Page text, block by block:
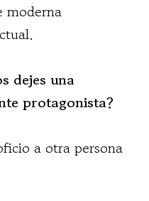
moderna
dejes una
protagonista?
a otra persona